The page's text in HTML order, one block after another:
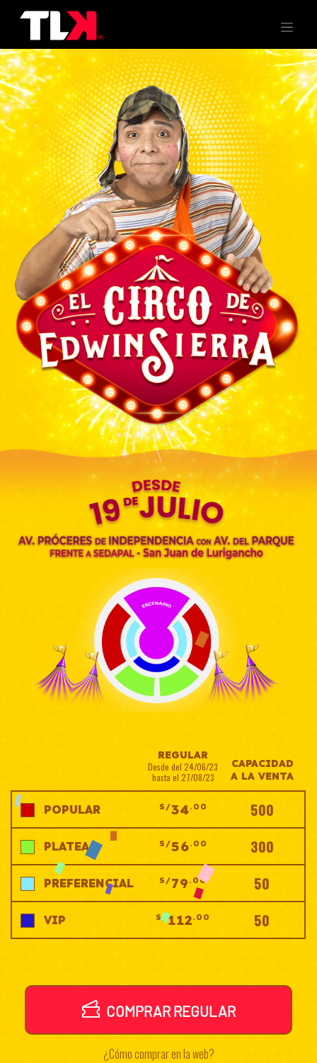
REGULAR
Desde del 24/06/23
hasta el 27/08/23
CAPACIDAD
A LA VENTA
POPULAR S/34.00 500
PLATEA S/56.00 300
PREFERENCIAL S/79 .00 50
VIP S/ 112.00 50
COMPRAR REGULAR
¿Cómo comprar en la web?